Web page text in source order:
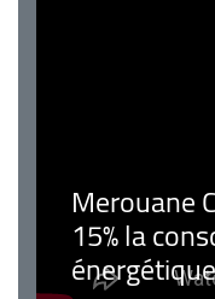
Merouane
15% la